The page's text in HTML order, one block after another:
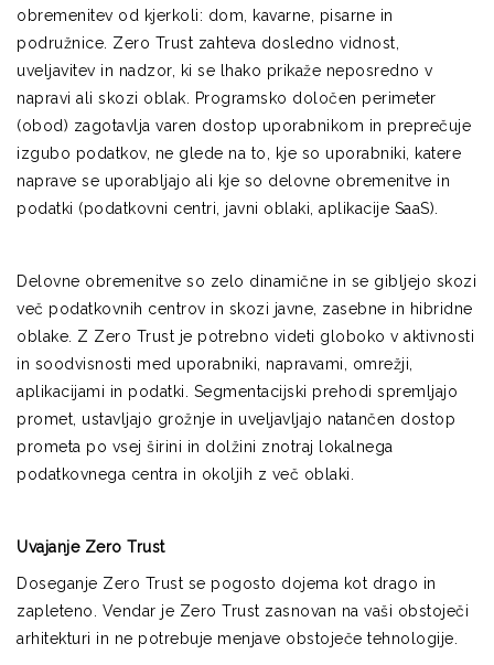
obremenitev od kjerkoli: dom, kavarne, pisarne in
podružnice. Zero Trust zahteva dosledno vidnost,
uveljavitev in nadzor, ki se lhako prikaže neposredno v
napravi ali skozi oblak. Programsko določen perimeter
(obod) zagotavlja varen dostop uporabnikom in preprečuje
izgubo podatkov, ne glede na to, kje so uporabniki, katere
naprave se uporabljajo ali kje so delovne obremenitve in
podatki (podatkovni centri, javni oblaki, aplikacije SaaS).
Delovne obremenitve so zelo dinamične in se gibljejo skozi
več podatkovnih centrov in skozi javne, zasebne in hibridne
oblake. Z Zero Trust je potrebno videti globoko v aktivnosti
in soodvisnosti med uporabniki, napravami, omrežji,
aplikacijami in podatki. Segmentacijski prehodi spremljajo
promet, ustavljajo grožnje in uveljavljajo natančen dostop
prometa po vsej širini in dolžini znotraj lokalnega
podatkovnega centra in okoljih z več oblaki.
Uvajanje Zero Trust
Doseganje Zero Trust se pogosto dojema kot drago in
zapleteno. Vendar je Zero Trust zasnovan na vaši obstoječi
arhitekturi in ne potrebuje menjave obstoječe tehnologije.